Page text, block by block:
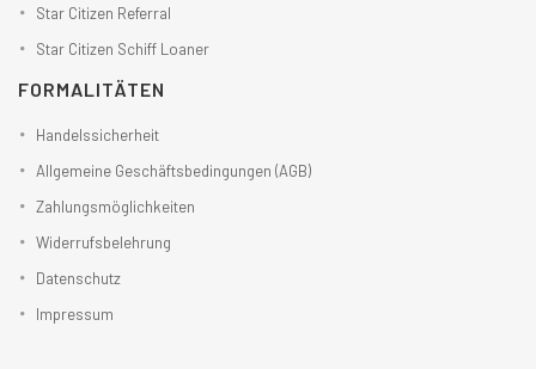
Star Citizen Referral
Star Citizen Schiff Loaner
FORMALITÄTEN
Handelssicherheit
Allgemeine Geschäftsbedingungen (AGB)
Zahlungsmöglichkeiten
Widerrufsbelehrung
Datenschutz
Impressum